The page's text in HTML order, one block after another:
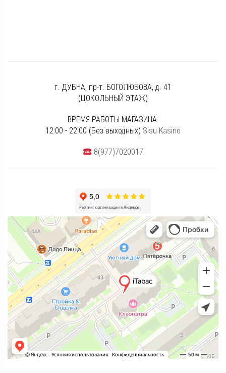
г. ДУБНА, пр-т. БОГОЛЮБОВА, д. 41
(ЦОКОЛЬНЫЙ ЭТАЖ)
ВРЕМЯ РАБОТЫ МАГАЗИНА:
12:00 - 22:00 (Без выходных) Sisu Kasino
8(977)7020017